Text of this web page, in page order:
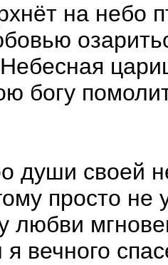
на небо
богу
души своей
просто не
любви
вечного